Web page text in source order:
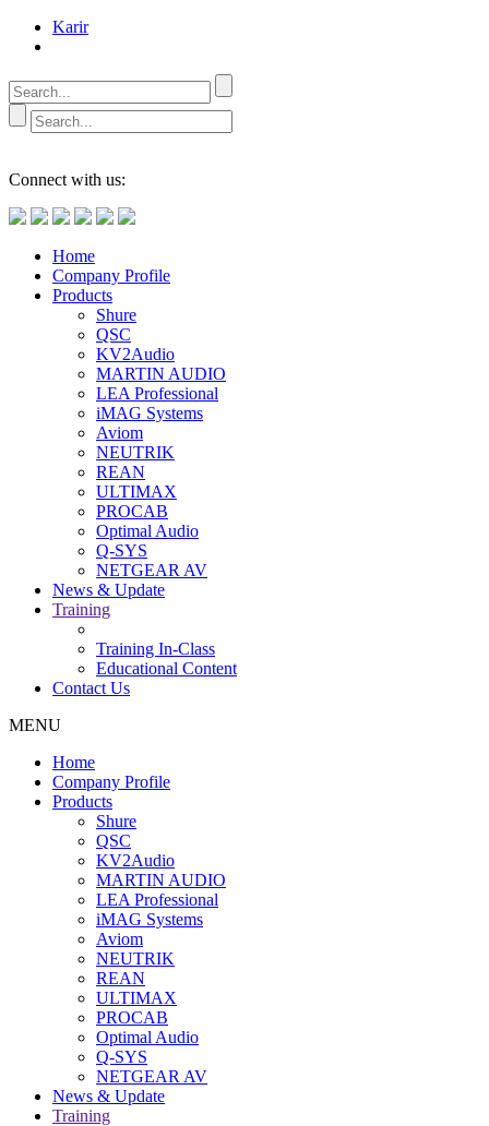
Karir
Connect with us:
Home
Company Profile
Products
Shure
QSC
KV2Audio
MARTIN AUDIO
LEA Professional
iMAG Systems
Aviom
NEUTRIK
REAN
ULTIMAX
PROCAB
Optimal Audio
Q-SYS
NETGEAR AV
News & Update
Training
Training In-Class
Educational Content
Contact Us
MENU
Home
Company Profile
Products
Shure
QSC
KV2Audio
MARTIN AUDIO
LEA Professional
iMAG Systems
Aviom
NEUTRIK
REAN
ULTIMAX
PROCAB
Optimal Audio
Q-SYS
NETGEAR AV
News & Update
Training